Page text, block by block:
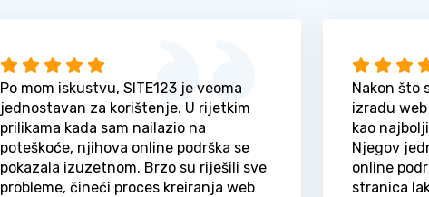
Po mom iskustvu, SITE123 je veoma
jednostavan za korištenje. U rijetkim
prilikama kada sam nailazio na
poteškoće, njihova online podrška se
pokazala izuzetnom. Brzo su riješili sve
probleme, čineći proces kreiranja web
Nakon što
izradu
kao
Njegov
online
stranica